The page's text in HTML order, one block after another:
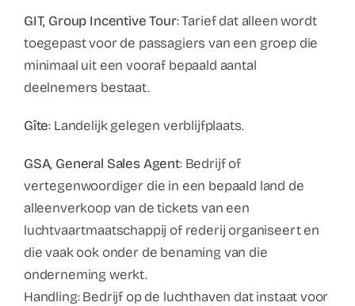
ABC Van De Toeristische Terminologie
Français
GIT, Group Incentive Tour: Tarief dat alleen wordt
toegepast voor de passagiers van een groep die
minimaal uit een vooraf bepaald aantal
deelnemers bestaat.
Gîte: Landelijk gelegen verblijfplaats.
GSA, General Sales Agent: Bedrijf of
vertegenwoordiger die in een bepaald land de
alleenverkoop van de tickets van een
luchtvaartmaatschappij of rederij organiseert en
die vaak ook onder de benaming van die
onderneming werkt.
Handling: Bedrijf op de luchthaven dat instaat voor